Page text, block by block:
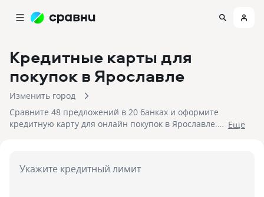
Кредитные карты для
покупок в Ярославле
Изменить город
Сравните 48 предложений в 20 банках и оформите
кредитную карту для онлайн покупок в Ярославле.
Eщё
Укажите кредитный лимит